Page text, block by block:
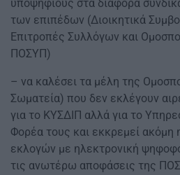
υποψηφίους στα διάφορα
των επιπέδων (Διοικητικά
Επιτροπές Συλλόγων και
ΠΟΣΥΠ)
– να καλέσει τα μέλη της
Σωματεία) που δεν εκλέγουν
για το ΚΥΣΔΙΠ αλλά για το
Φορέα τους και εκκρεμεί ακόμη
εκλογών με ηλεκτρονική
τις ανωτέρω αποφάσεις της